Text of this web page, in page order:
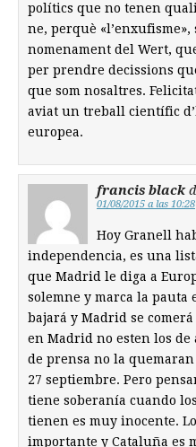
polítics que no tenen
ne, perquè «l’enxufisme»,
nomenament del Wert,
per prendre decissions
que som nosaltres.
aviat un treball científic
europea.
francis black
01/08/2015 a las 10:28
Hoy Granell
independencia, es una
que Madrid le diga a
solemne y marca la
bajará y Madrid se
en Madrid no esten los de
de prensa no la
27 septiembre. Pero
tiene soberanía cuando
tienen es muy inocente.
importante y Cataluña es